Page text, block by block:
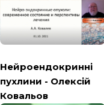
Нейроендокринні
пухлини - Олексій
Ковальов